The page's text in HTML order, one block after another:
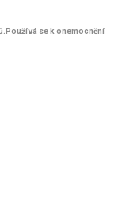
se k onemocnění